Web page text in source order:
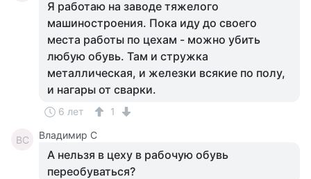
Я работаю на заводе тяжелого
машиностроения. Пока иду до своего
места работы по цехам - можно убить
любую обувь. Там и стружка
металлическая, и железки всякие по полу,
и нагары от сварки.
6 лет 1
ВС Владимир С
А нельзя в цеху в рабочую обувь
переобуваться?